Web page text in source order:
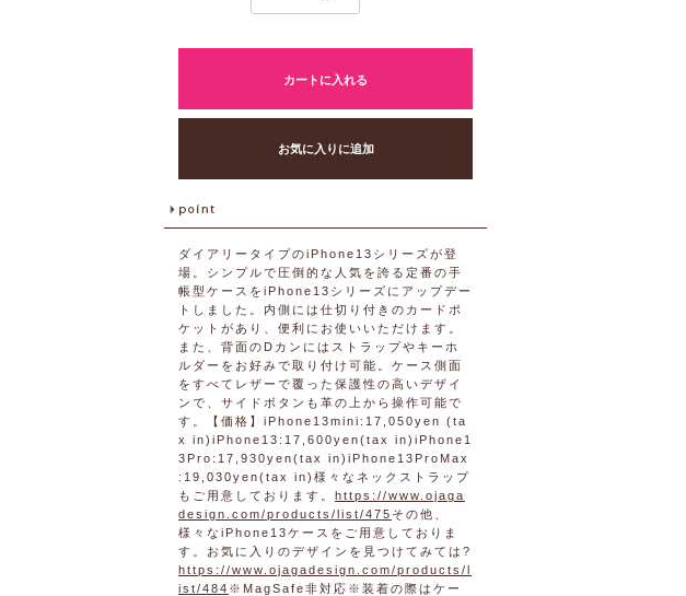
カートに入れる
お気に入りに追加
ダイアリータイプのiPhone13シリーズが登
場。シンプルで圧倒的な人気を誇る定番の手
帳型ケースをiPhone13シリーズにアップデー
トしました。内側には仕切り付きのカードポ
ケットがあり、便利にお使いいただけます。
また、背面のDカンにはストラップやキーホ
ルダーをお好みで取り付け可能。ケース側面
をすべてレザーで覆った保護性の高いデザイ
ンで、サイドボタンも革の上から操作可能で
す。【価格】iPhone13mini:17,050yen (ta
x in)iPhone13:17,600yen(tax in)iPhone1
3Pro:17,930yen(tax in)iPhone13ProMax
:19,030yen(tax in)様々なネックストラップ
もご用意しております。 https://www.ojaga
design.com/products/list/475 その他、
様々なiPhone13ケースをご用意しておりま
す。お気に入りのデザインを見つけてみては?
https://www.ojagadesign.com/products/l
ist/484 ※MagSafe非対応※装着の際はケー